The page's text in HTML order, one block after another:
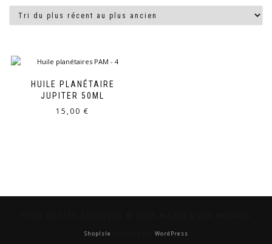
HUILE PLANÉTAIRE
JUPITER 50ML
15,00 €
ShopIsle WordPress